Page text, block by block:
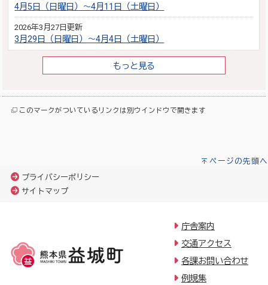
4月5日（日曜日）～4月11日（土曜日）
2026年3月27日更新
3月29日（日曜日）～4月4日（土曜日）
もっと見る
このマークがついているリンクは別ウインドウで開きます
ページの先頭へ
プライバシーポリシー
サイトマップ
庁舎案内
交通アクセス
各課お問い合わせ
例規集